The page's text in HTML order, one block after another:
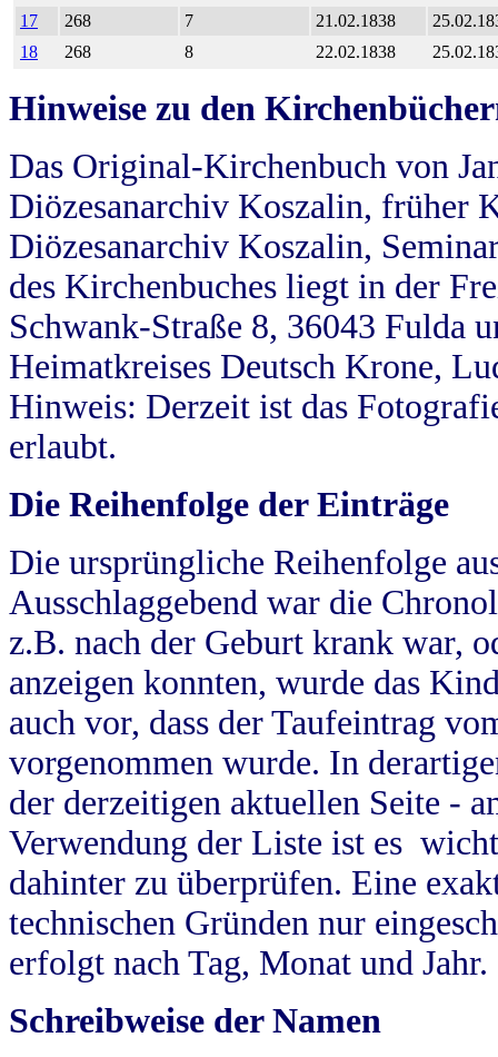
17
268 7 21.02.1838
18
268 8 22.02.1838
Hinweise zu den
Das Original-Kirchenbuch von
Diözesanarchiv Koszalin, früher
Diözesanarchiv Koszalin,
des Kirchenbuches liegt in der
Schwank-Straße 8, 36043 Fulda
Heimatkreises Deutsch Krone,
Hinweis: Derzeit ist das
erlaubt.
Die Reihenfolge der Einträge
Die ursprüngliche Reihenfolge
Ausschlaggebend war die
z.B. nach der Geburt krank war,
anzeigen konnten, wurde das
auch vor, dass der Taufeintrag
vorgenommen wurde. In
der derzeitigen aktuellen Seite -
Verwendung der Liste ist es
dahinter zu überprüfen. Eine
technischen Gründen nur
erfolgt nach Tag, Monat und Jahr.
Schreibweise der Namen